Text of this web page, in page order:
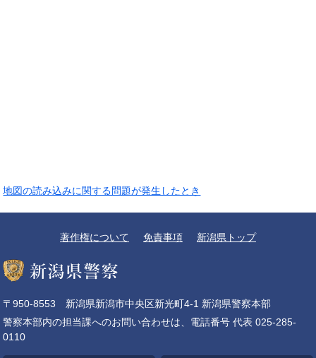
地図の読み込みに関する問題が発生したとき
著作権について 免責事項 新潟県トップ
〒950-8553 新潟県新潟市中央区新光町4-1 新潟県警察本部
警察本部内の担当課へのお問い合わせは、電話番号 代表 025-285-
0110